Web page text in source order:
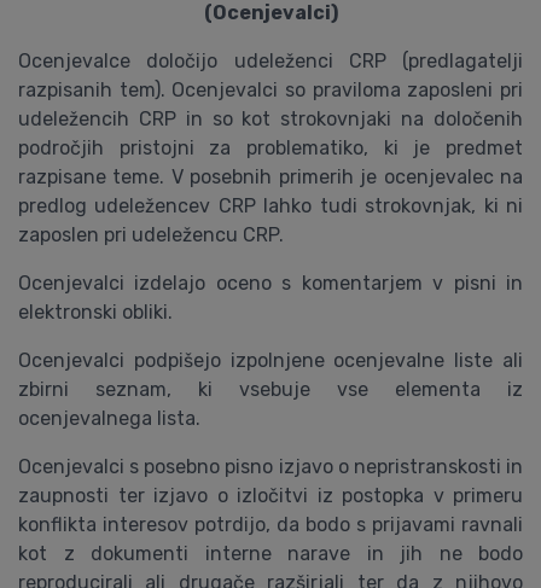
(Ocenjevalci)
Ocenjevalce določijo udeleženci CRP (predlagatelji
razpisanih tem). Ocenjevalci so praviloma zaposleni pri
udeležencih CRP in so kot strokovnjaki na določenih
področjih pristojni za problematiko, ki je predmet
razpisane teme. V posebnih primerih je ocenjevalec na
predlog udeležencev CRP lahko tudi strokovnjak, ki ni
zaposlen pri udeležencu CRP.
Ocenjevalci izdelajo oceno s komentarjem v pisni in
elektronski obliki.
Ocenjevalci podpišejo izpolnjene ocenjevalne liste ali
zbirni seznam, ki vsebuje vse elementa iz
ocenjevalnega lista.
Ocenjevalci s posebno pisno izjavo o nepristranskosti in
zaupnosti ter izjavo o izločitvi iz postopka v primeru
konflikta interesov potrdijo, da bodo s prijavami ravnali
kot z dokumenti interne narave in jih ne bodo
reproducirali ali drugače razširjali ter da z njihovo